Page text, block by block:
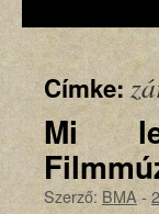
Címke:
Mi
Szerző: BMA-